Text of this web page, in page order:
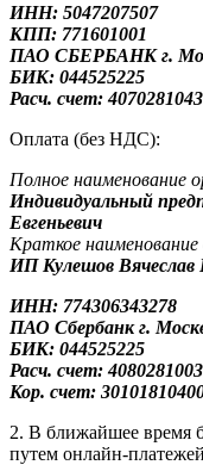
ИНН: 5047207507
КПП: 771601001
ПАО СБЕРБАНК г.
БИК: 044525225
Расч. счет:
Оплата (без НДС):
Полное наименование
Индивидуальный
Евгеньевич
Краткое наименование
ИП Кулешов Вячеслав
ИНН: 774306343278
ПАО Сбербанкг.
БИК: 044525225
Расч. счет:
Кор. счет:
2. В ближайшее время
путем онлайн-